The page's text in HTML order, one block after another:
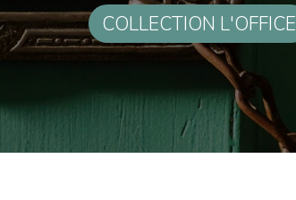
COLLECTION L'OFFICE